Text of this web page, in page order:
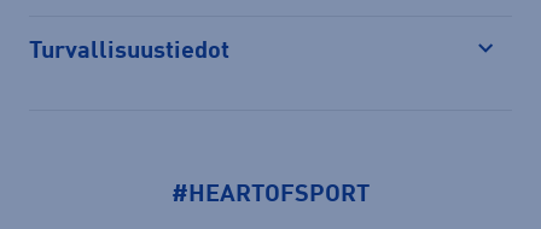
Turvallisuustiedot
#HEARTOFSPORT